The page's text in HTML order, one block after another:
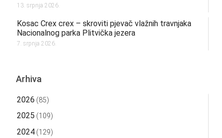
13. srpnja 2026.
Kosac Crex crex – skroviti pjevač vlažnih travnjaka
Nacionalnog parka Plitvička jezera
7. srpnja 2026.
Arhiva
2026 (85)
2025 (109)
2024(129)